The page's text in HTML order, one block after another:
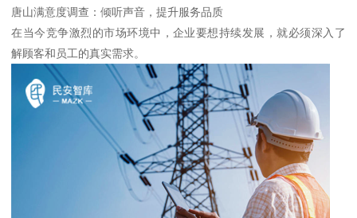
唐山满意度调查：倾听声音，提升服务品质
在当今竞争激烈的市场环境中，企业要想持续发展，就必须深入了
解顾客和员工的真实需求。